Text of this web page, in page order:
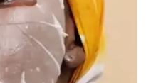
นมาเจอกัน และ แจ๊ส ยัง
เพื่อสนิท